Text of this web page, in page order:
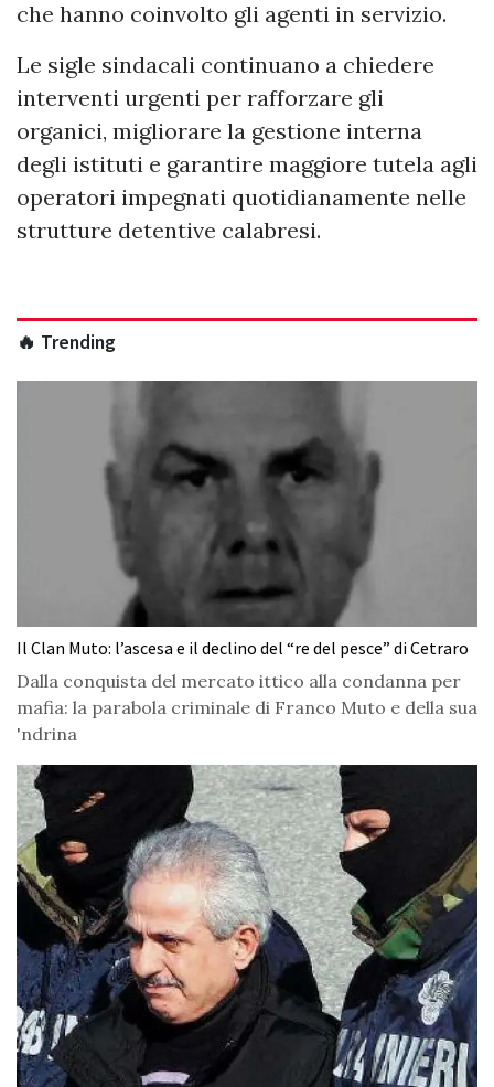
che hanno coinvolto gli agenti in servizio.
Le sigle sindacali continuano a chiedere
interventi urgenti per rafforzare gli
organici, migliorare la gestione interna
degli istituti e garantire maggiore tutela agli
operatori impegnati quotidianamente nelle
strutture detentive calabresi.
🔥 Trending
Il Clan Muto: l’ascesa e il declino del “re del pesce” di Cetraro
Dalla conquista del mercato ittico alla condanna per
mafia: la parabola criminale di Franco Muto e della sua
'ndrina